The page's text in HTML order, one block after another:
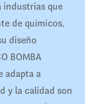
industrias que
de químicos,
diseño
BOMBA
adapta a
y la calidad son